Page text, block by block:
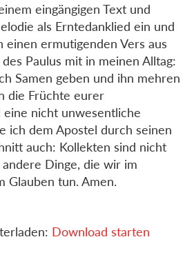
eingängigen Text und
als Erntedanklied ein und
einen ermutigenden Vers aus
Paulus mit in meinen Alltag:
Samen geben und ihn mehren
die Früchte eurer
eine nicht unwesentliche
ich dem Apostel durch seinen
auch: Kollekten sind nicht
Dinge, die wir im
Glauben tun. Amen.
Download starten